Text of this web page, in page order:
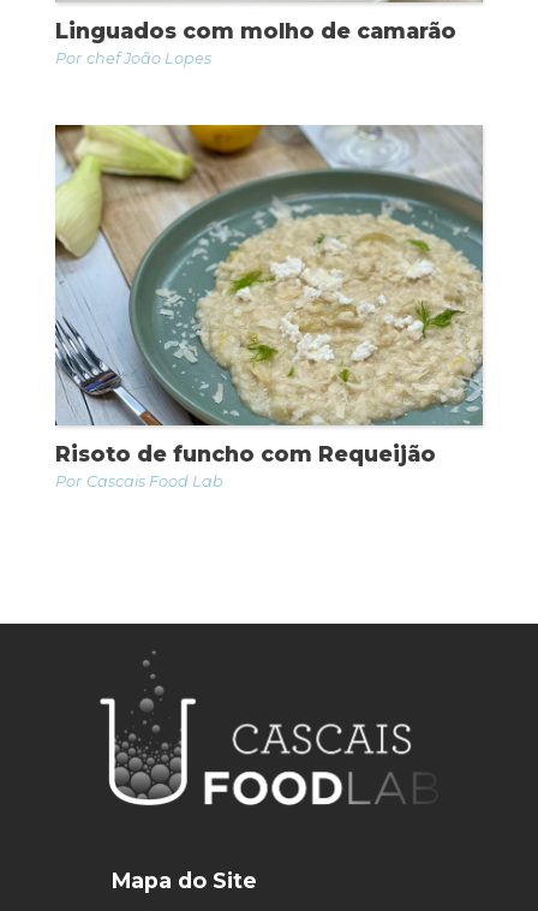
Linguados com molho de camarão
chef João Lopes
Risoto de funcho com Requeijão
Cascais Food Lab
Mapa do Site